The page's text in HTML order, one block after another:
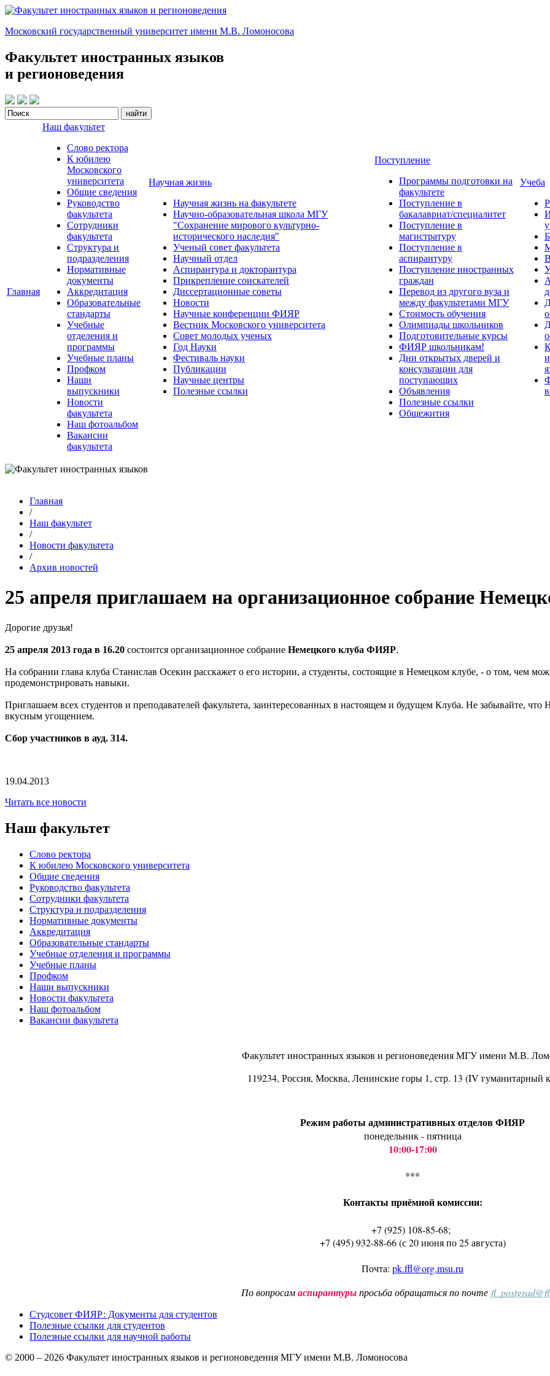
Московский государственный университет имени М.В. Ломоносова
Факультет иностранных языков
и регионоведения
Главная
Наш факультет
Слово ректора
К юбилею
Московского
университета
Общие сведения
Руководство
факультета
Сотрудники
факультета
Структура и
подразделения
Нормативные
документы
Аккредитация
Образовательные
стандарты
Учебные
отделения и
программы
Учебные планы
Профком
Наши
выпускники
Новости
факультета
Наш фотоальбом
Вакансии
факультета
Научная жизнь
Научная жизнь на факультете
Научно-образовательная школа МГУ
"Сохранение мирового культурно-
исторического наследия"
Ученый совет факультета
Научный отдел
Аспирантура и докторантура
Прикрепление соискателей
Диссертационные советы
Новости
Научные конференции ФИЯР
Вестник Московского университета
Совет молодых ученых
Год Науки
Фестиваль науки
Публикации
Научные центры
Полезные ссылки
Поступление
Программы подготовки на
факультете
Поступление в
бакалавриат/специалитет
Поступление в
магистратуру
Поступление в
аспирантуру
Поступление иностранных
граждан
Перевод из другого вуза и
между факультетами МГУ
Стоимость обучения
Олимпиады школьников
Подготовительные курсы
ФИЯР школьникам!
Дни открытых дверей и
консультации для
поступающих
Объявления
Полезные ссылки
Общежития
Учеба
Главная
/
Наш факультет
/
Новости факультета
/
Архив новостей
25 апреля приглашаем на организационное собрание
Дорогие друзья!
25 апреля 2013 года в 16.20 состоится организационное собрание Немецкого клуба ФИЯР.
На собрании глава клуба Станислав Осекин расскажет о его истории, а студенты, состоящие в Немецком клубе, - о том, чем
продемонстрировать навыки.
Приглашаем всех студентов и преподавателей факультета, заинтересованных в настоящем и будущем Клуба. Не забывайте,
вкусным угощением.
Сбор участников в ауд. 314.
19.04.2013
Читать все новости
Наш факультет
Слово ректора
К юбилею Московского университета
Общие сведения
Руководство факультета
Сотрудники факультета
Структура и подразделения
Нормативные документы
Аккредитация
Образовательные стандарты
Учебные отделения и программы
Учебные планы
Профком
Наши выпускники
Новости факультета
Наш фотоальбом
Вакансии факультета
Факультет иностранных языков и регионоведения МГУ имени М.В.
119234, Россия, Москва, Ленинские горы 1, стр. 13 (IV гуманитарный
Режим работы административных отделов ФИЯР
понедельник - пятница
10:00-17:00
***
Контакты приёмной комиссии:
+7 (925) 108-85-68;
+7 (495) 932-88-66 (с 20 июня по 25 августа)
Почта: pk.ffl@org.msu.ru
По вопросамаспирантурыпросьба обращаться по почте
Студсовет ФИЯР: Документы для студентов
Полезные ссылки для студентов
Полезные ссылки для научной работы
© 2000 – 2026 Факультет иностранных языков и регионоведения МГУ имени М.В. Ломоносова